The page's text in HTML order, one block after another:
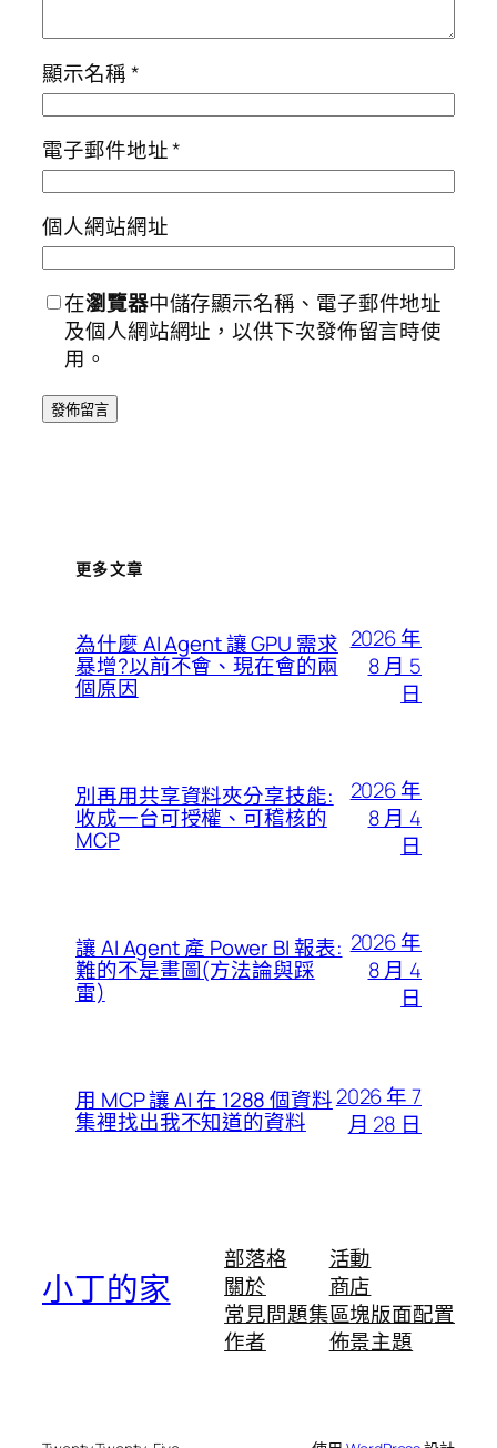
顯示名稱*
電子郵件地址*
個人網站網址
在瀏覽器中儲存顯示名稱、電子郵件地址
及個人網站網址，以供下次發佈留言時使
用。
更多文章
為什麼 AI Agent 讓 GPU 需求
暴增?以前不會、現在會的兩
個原因
2026 年
8 月 5
日
別再用共享資料夾分享技能:
收成一台可授權、可稽核的
MCP
2026 年
8 月 4
日
讓 AI Agent 產 Power BI 報表:
難的不是畫圖(方法論與踩
雷)
2026 年
8 月 4
日
用 MCP 讓 AI 在 1288 個資料
集裡找出我不知道的資料
2026 年 7
月 28 日
小丁的家
部落格
關於
常見問題集
作者
活動
商店
區塊版面配置
佈景主題